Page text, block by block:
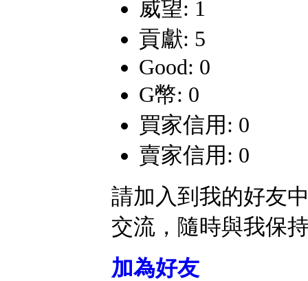
威望: 1
貢獻: 5
Good: 0
G幣: 0
買家信用: 0
賣家信用: 0
請加入到我的好友
交流，隨時與我保
加為好友